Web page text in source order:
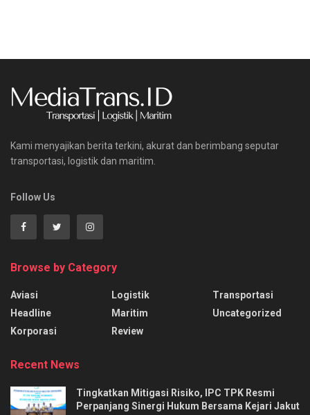
Kami menyajikan berita terkini, akurat dan berimbang seputar
transportasi, logistik dan maritim.
Follow Us
Browse by Category
Aviasi
Headline
Korporasi
Logistik
Maritim
Review
Transportasi
Uncategorized
Recent News
Tingkatkan Mitigasi Risiko, IPC TPK Resmi
Perpanjang Sinergi Hukum Bersama Kejari Jakut